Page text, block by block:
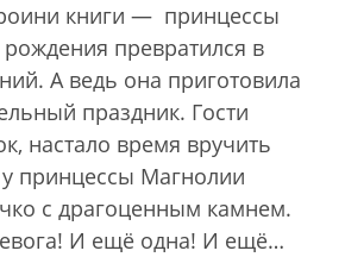
книги — принцессы
превратился в
А ведь она приготовила
праздник. Гости
настало время вручить
принцессы Магнолии
с драгоценным камнем.
И ещё одна! И ещё…